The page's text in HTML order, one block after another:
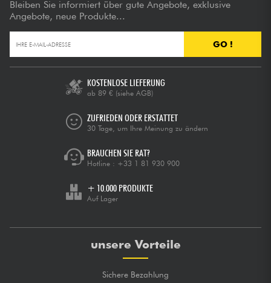
Bleiben Sie informiert über gute Angebote, exklusive
Angebote, neue Produkte...
GO !
KOSTENLOSE LIEFERUNG
ab 89 € (siehe AGB)
ZUFRIEDEN ODER ERSTATTET
30 Tage, um Ihre Meinung zu ändern
BRAUCHEN SIE RAT?
Hotline : +33 1 81 930 900
+ 10.000 PRODUKTE
Auf Lager
unsere Vorteile
Sichere Bezahlung